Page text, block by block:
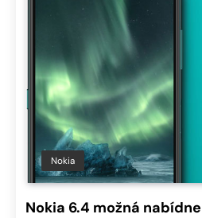
Nokia
Nokia 6.4 možná